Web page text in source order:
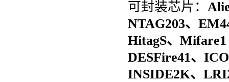
可封装芯片：
NTAG203、
HitagS、
DESFire41、
INSIDE2K、